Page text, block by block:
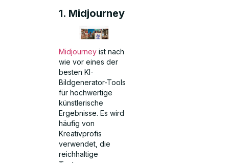
1. Midjourney
Midjourney ist nach
wie vor eines der
besten KI-
Bildgenerator-Tools
für hochwertige
künstlerische
Ergebnisse. Es wird
häufig von
Kreativprofis
verwendet, die
reichhaltige